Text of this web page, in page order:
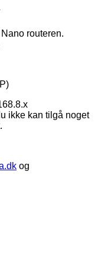
routeren.
ikke kan tilgå noget
og